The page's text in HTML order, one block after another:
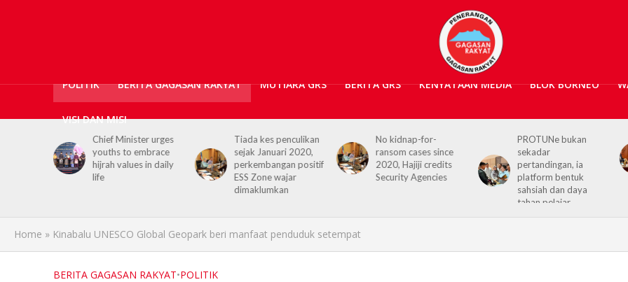
POLITIK BERITA GAGASAN RAKYAT MUTIARA GRS BERITA GRS KENYATAAN MEDIA BLOK BORNEO
VISI DAN MISI
Tiada kes penculikan
sejak Januari 2020,
perkembangan positif
ESS Zone wajar
No kidnap-for-
ransom cases since
2020, Hajiji credits
Security Agencies
PROTUNe bukan
sekadar
pertandingan, ia
platform bentuk
Hajiji receives UK High
Commissioner,
reaffirms enduring
Sabah–UK ties
Home » Kinabalu UNESCO Global Geopark beri manfaat penduduk setempat
BERITA GAGASAN RAKYAT•POLITIK